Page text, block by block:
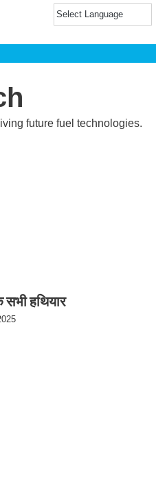
future fuel technologies.
हथियार